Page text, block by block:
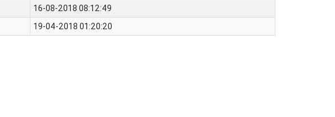
16-08-2018 08:12:49
19-04-2018 01:20:20